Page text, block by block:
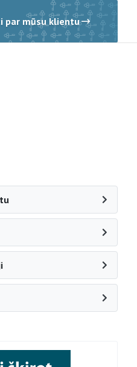
par mūsu klientu
apakšizvēlni